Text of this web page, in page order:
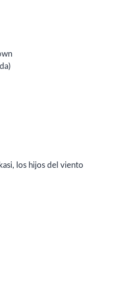
los hijos del viento